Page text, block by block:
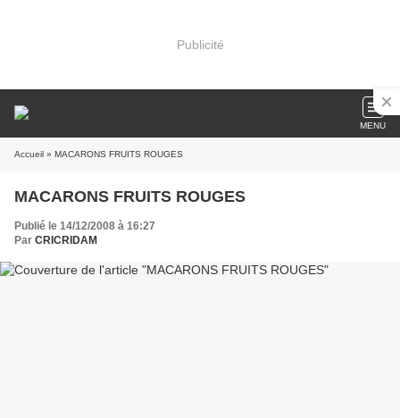
Publicité
MENU
Accueil » MACARONS FRUITS ROUGES
MACARONS FRUITS ROUGES
Publié le 14/12/2008 à 16:27
Par CRICRIDAM